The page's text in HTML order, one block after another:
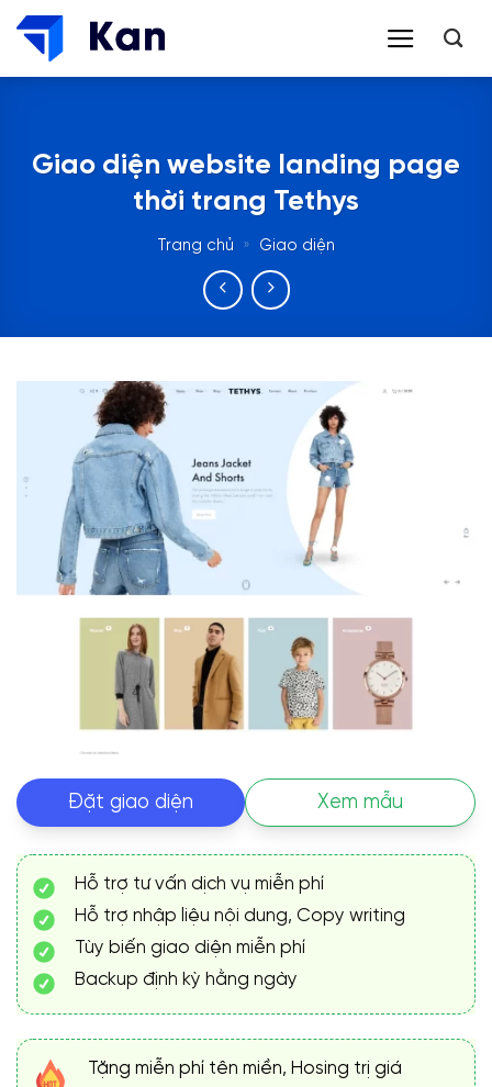
Bỏ
qua
nội
Giao diện website landing page
thời trang Tethys
Trang chủ » Giao diện
Đặt giao diện Xem mẫu
Hỗ trợ tư vấn dịch vụ miễn phí
Hỗ trợ nhập liệu nội dung, Copy writing
Tùy biến giao diện miễn phí
Backup định kỳ hằng ngày
Tặng miễn phí tên miền, Hosing trị giá